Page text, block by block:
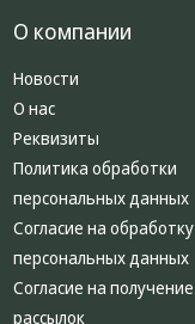
О компании
Новости
О нас
Реквизиты
Политика обработки
персональных данных
Согласие на обработку
персональных данных
Согласие на получение
рассылок